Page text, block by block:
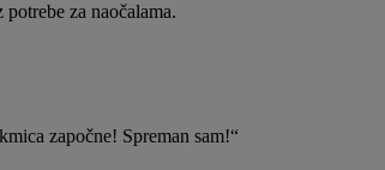
za naočalama.
započne! Spreman sam!“